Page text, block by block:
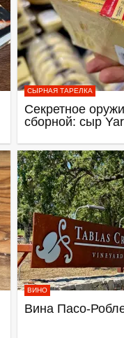
СЫРНАЯ ТАРЕЛКА
Секретное
сборной: сыр
ВИНО
Вина Пасо-